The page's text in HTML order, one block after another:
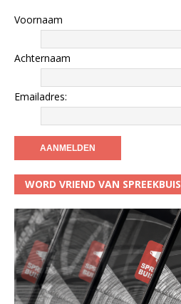
Voornaam
Achternaam
Emailadres:
WORD VRIEND VAN SPREEKBUIS